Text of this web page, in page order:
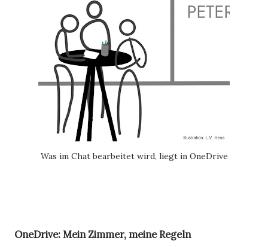
Was im Chat bearbeitet wird, liegt in OneDrive
OneDrive: Mein Zimmer, meine Regeln